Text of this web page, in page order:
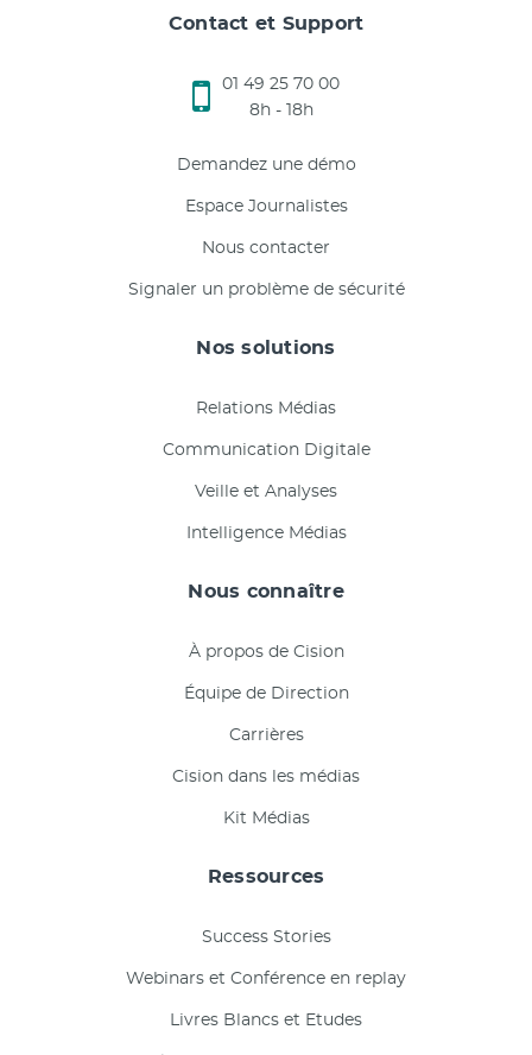
Contact et Support
01 49 25 70 00
8h - 18h
Demandez une démo
Espace Journalistes
Nous contacter
Signaler un problème de sécurité
Nos solutions
Relations Médias
Communication Digitale
Veille et Analyses
Intelligence Médias
Nous connaître
À propos de Cision
Équipe de Direction
Carrières
Cision dans les médias
Kit Médias
Ressources
Success Stories
Webinars et Conférence en replay
Livres Blancs et Etudes